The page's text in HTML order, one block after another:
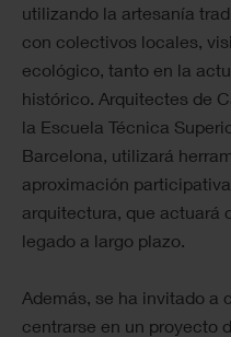
utilizando la artesanía
con colectivos locales,
ecológico, tanto en la
histórico. Arquitectes de
la Escuela Técnica
Barcelona, utilizará
aproximación
arquitectura, que actuará
legado a largo plazo.
Además, se ha invitado a
centrarse en un proyecto